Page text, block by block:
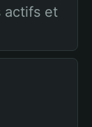
actifs et